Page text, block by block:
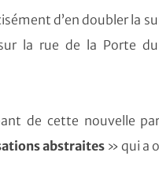
d’en doubler la
la rue de la Porte
de cette nouvelle
abstraites » qui a